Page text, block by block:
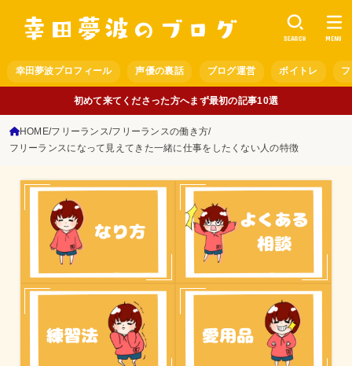
幸田夢波プロフィール 声優の裏話 ブログ運営 ボイトレ
SEARCH MENU
初めて来てくださった方へまず最初の記事10選
HOME フリーランス フリーランスの働き方
フリーランスになって見えてきた一緒に仕事をしたくない人の特徴